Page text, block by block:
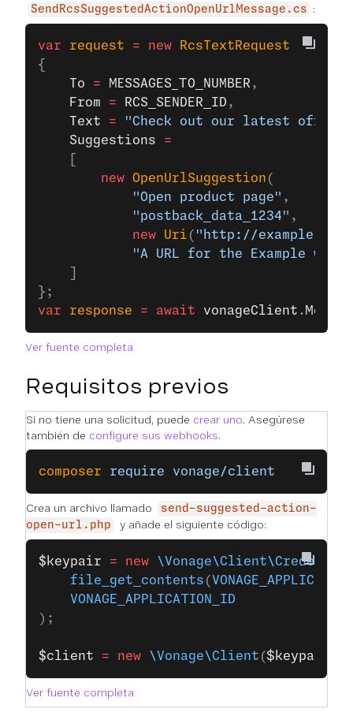
SendRcsSuggestedActionOpenUrlMessage.cs :
var request = new RcsTextRequest
{
    To
= MESSAGES_TO_NUMBER ,
    From
= RCS_SENDER_ID ,
    Text
= "Check out our latest
    Suggestions
=
        new
OpenUrlSuggestion (
            "Open product page"
,
            "postback_data_1234"
,
            new
Uri ( "http://
"A URL for the Example
};
var response = await vonageClient .
Ver fuente completa
Requisitos previos
Si no tiene una solicitud, puede crear uno. Asegúrese
también de configure sus webhooks.
composer require vonage/client
Crea un archivo llamado
send-suggested-action-
open-url.php
y añade el siguiente código:
$keypair = new
    file_get_contents
(
    VONAGE_APPLICATION_ID
);
$client = new \Vonage\Client ($keypair
Ver fuente completa